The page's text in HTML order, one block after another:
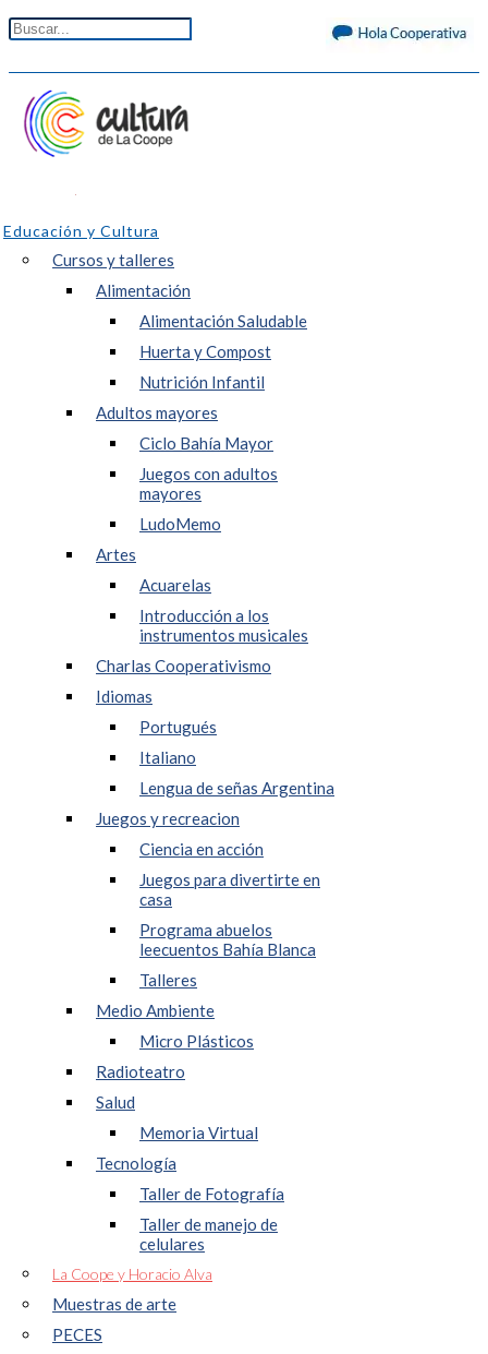
Educación y Cultura
Cursos y talleres
Alimentación
Alimentación Saludable
Huerta y Compost
Nutrición Infantil
Adultos mayores
Ciclo Bahía Mayor
Juegos con adultos
mayores
LudoMemo
Artes
Acuarelas
Introducción a los
instrumentos musicales
Charlas Cooperativismo
Idiomas
Portugués
Italiano
Lengua de señas Argentina
Juegos y recreacion
Ciencia en acción
Juegos para divertirte en
casa
Programa abuelos
leecuentos Bahía Blanca
Talleres
Medio Ambiente
Micro Plásticos
Radioteatro
Salud
Memoria Virtual
Tecnología
Taller de Fotografía
Taller de manejo de
celulares
La Coope y Horacio Alva
Muestras de arte
PECES